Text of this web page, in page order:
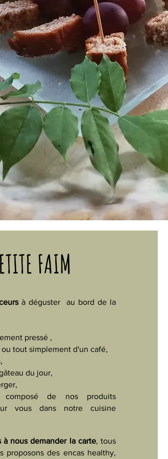
FAIM
à déguster au bord de la
pressé ,
tout simplement d'un café,
du jour,
composé de nos produits
vous dans notre cuisine
à nous demander la carte, tous
proposons des encas healthy,